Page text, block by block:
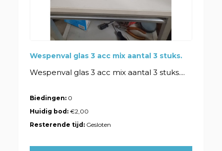
Wespenval glas 3 acc mix aantal 3 stuks.
Wespenval glas 3 acc mix aantal 3 stuks....
Biedingen: 0
Huidig bod:€2,00
Resterende tijd: Gesloten